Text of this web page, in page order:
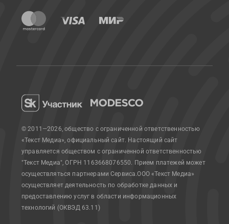
© 2011—2026, общество с ограниченной ответственностью
«Текст Медиа», официальный сайт. Настоящий сайт
управляется обществом с ограниченной ответственностью
"Текст Медиа", ОГРН 1163668076550. Прием платежей может
осуществляться партнерами Сервиса.ООО «Текст Медиа»
осуществляет деятельность по обработке данных и
предоставлению услуг в области информационных
технологий (ОКВЭД 63.11)